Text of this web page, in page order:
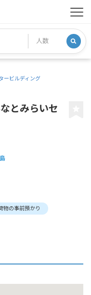
ービルディング
とみらいセ
物の事前預かり